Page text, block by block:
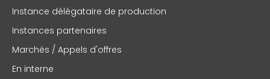
Instance délégataire de production
Instances partenaires
Marchés / Appels d'offres
En interne